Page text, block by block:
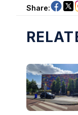
Share: